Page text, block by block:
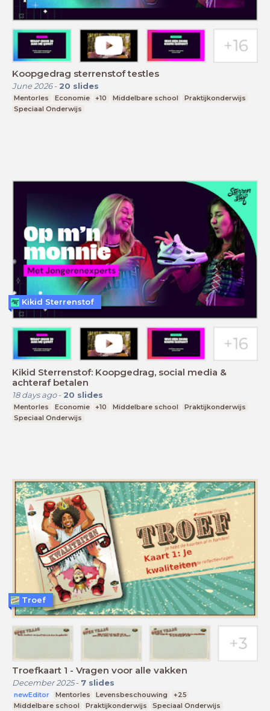
Koopgedrag sterrenstof testles
June 2026- 20 slides
Mentorles Economie +10 Middelbare school
Praktijkonderwijs
Speciaal Onderwijs
Kikid Sterrenstof: Koopgedrag, social media &
achteraf betalen
18 days ago- 20 slides
Mentorles Economie +10 Middelbare school
Praktijkonderwijs
Speciaal Onderwijs
Kikid Sterrenstof
Troefkaart 1 - Vragen voor alle vakken
December 2025- 7 slides
newEditor Mentorles Levensbeschouwing
+25
Middelbare school
Praktijkonderwijs Speciaal Onderwijs
Troef